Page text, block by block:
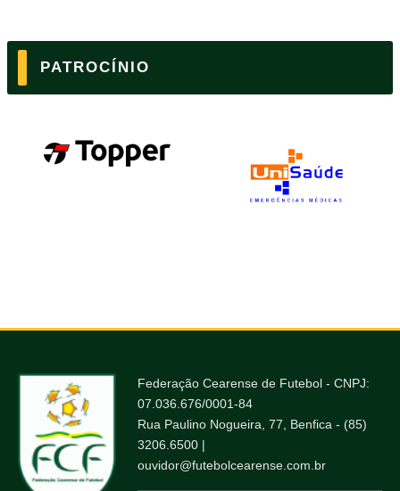
PATROCÍNIO
Federação Cearense de Futebol - CNPJ:
07.036.676/0001-84
Rua Paulino Nogueira, 77, Benfica - (85)
3206.6500 |
ouvidor@futebolcearense.com.br